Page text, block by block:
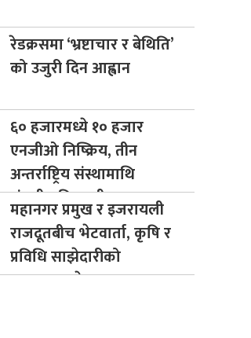
रेडक्रसमा‘भ्रष्टाचार र बेथिति’
को उजुरी दिन आह्वान
६०हजारमध्ये १० हजार
एनजीओ निष्क्रिय, तीन
अन्तर्राष्ट्रिय संस्थामाथि
संसदीय निगरानी
महानगरप्रमुख र इजरायली
राजदूतबीच भेटवार्ता, कृषि र
प्रविधि साझेदारीको
सम्भावनाबारे छलफल